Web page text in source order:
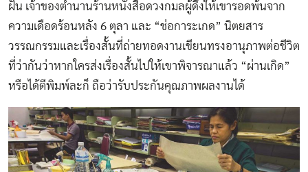
ฝัน เจ้าของตำนานร้านหนังสือดวงกมลผู้ดึงให้เขารอดพ้นจาก
ความเดือดร้อนหลัง 6 ตุลา และ “ช่อการะเกด” นิตยสาร
วรรณกรรมและเรื่องสั้นที่ถ่ายทอดงานเขียนทรงอานุภาพต่อชีวิต
ที่ว่ากันว่าหากใครส่งเรื่องสั้นไปให้เขาพิจารณาแล้ว “ผ่านเกิด”
หรือได้ตีพิมพ์ละก็ ถือว่ารับประกันคุณภาพผลงานได้